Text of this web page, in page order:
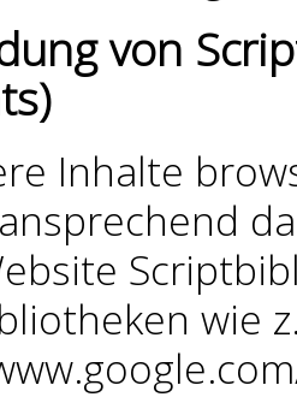
von
Inhalte
wie